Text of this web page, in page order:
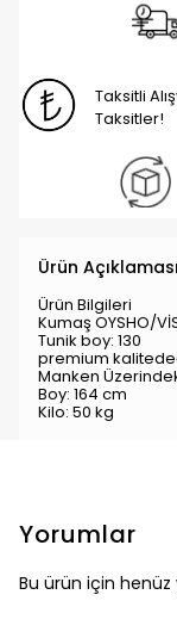
Taksitli
Taksitler!
Ürün Açıklaması
Ürün Bilgileri
Kumaş OYSHO/
Tunik boy: 130
premium
Manken
Boy: 164 cm
Kilo: 50 kg
Yorumlar
Bu ürün için henüz